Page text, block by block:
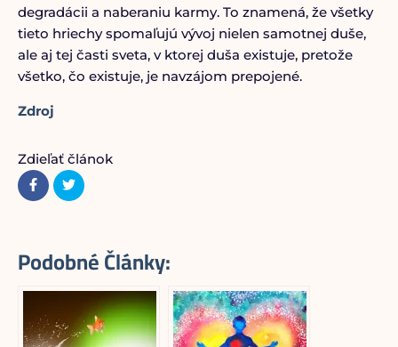
degradácii a naberaniu karmy. To znamená, že všetky
tieto hriechy spomaľujú vývoj nielen samotnej duše,
ale aj tej časti sveta, v ktorej duša existuje, pretože
všetko, čo existuje, je navzájom prepojené.
Zdroj
Zdieľať článok
Podobné Články: